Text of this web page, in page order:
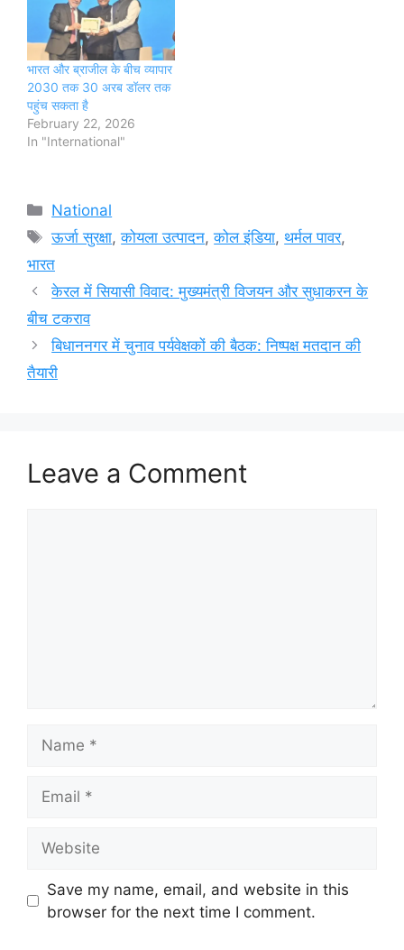
भारत और ब्राजील के बीच व्यापार
2030 तक 30 अरब डॉलर तक
पहुंच सकता है
February 22, 2026
In "International"
Categories
National
Tags
ऊर्जा सुरक्षा,कोयला उत्पादन,कोल इंडिया,थर्मल पावर,
भारत
केरल में सियासी विवाद: मुख्यमंत्री विजयन और सुधाकरन के
बीच टकराव
बिधाननगर में चुनाव पर्यवेक्षकों की बैठक: निष्पक्ष मतदान की
तैयारी
Leave a Comment
Save my name, email, and website in this
browser for the next time I comment.